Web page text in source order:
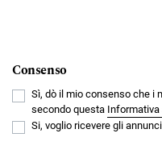
Consenso
Sì, dò il mio consenso che i
secondo questa Informativa
Si, voglio ricevere gli